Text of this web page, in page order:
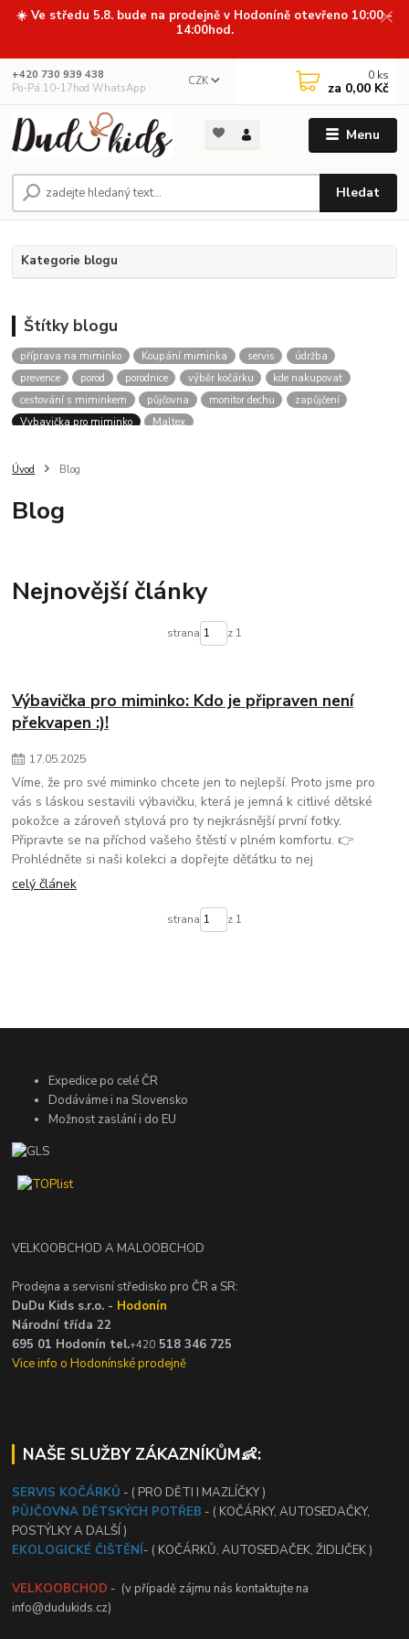
☀️ Ve středu 5.8. bude na prodejně v Hodoníně otevřeno 10:00 -
14:00hod.
Menu
CZK
Hledat
+420 730 939 438
Po-Pá 10-17hod WhatsApp
0 ks
za 0,00 Kč
Kategorie blogu
Štítky blogu
příprava na miminko Koupání miminka servis
údržba
prevence
porod porodnice výběr kočárku
kde nakupovat
cestování s miminkem
půjčovna monitor dechu
zapůjčení
Vybavička pro miminko
Maltex
Úvod Blog
Blog
Nejnovější články
strana z 1
Výbavička pro miminko: Kdo je připraven není
překvapen :)!
17.05.2025
Víme, že pro své miminko chcete jen to nejlepší. Proto jsme pro
vás s láskou sestavili výbavičku, která je jemná k citlivé dětské
pokožce a zároveň stylová pro ty nejkrásnější první fotky.
Připravte se na příchod vašeho štěstí v plném komfortu. 👉
Prohlédněte si naši kolekci a dopřejte děťátku to nej
celý článek
strana z 1
Expedice po celé ČR
Dodáváme i na Slovensko
Možnost zaslání i do EU
VELKOOBCHOD A MALOOBCHOD
Prodejna a servisní středisko pro ČR a SR:
DuDu Kids s.r.o. - Hodonín
Národní třída 22
695 01 Hodonín tel.+420 518 346 725
Vice info o Hodonínské prodejně
NAŠE SLUŽBY ZÁKAZNÍKŮM👶:
SERVIS KOČÁRKŮ - ( PRO DĚTI I MAZLÍČKY )
PŮJČOVNA DĚTSKÝCH POTŘEB - ( KOČÁRKY, AUTOSEDAČKY,
POSTÝLKY A DALŠÍ )
EKOLOGICKÉ ČIŠTĚNÍ- ( KOČÁRKŮ, AUTOSEDAČEK, ŽIDLIČEK )
VELKOOBCHOD - (v případě zájmu nás kontaktujte na
info@dudukids.cz)